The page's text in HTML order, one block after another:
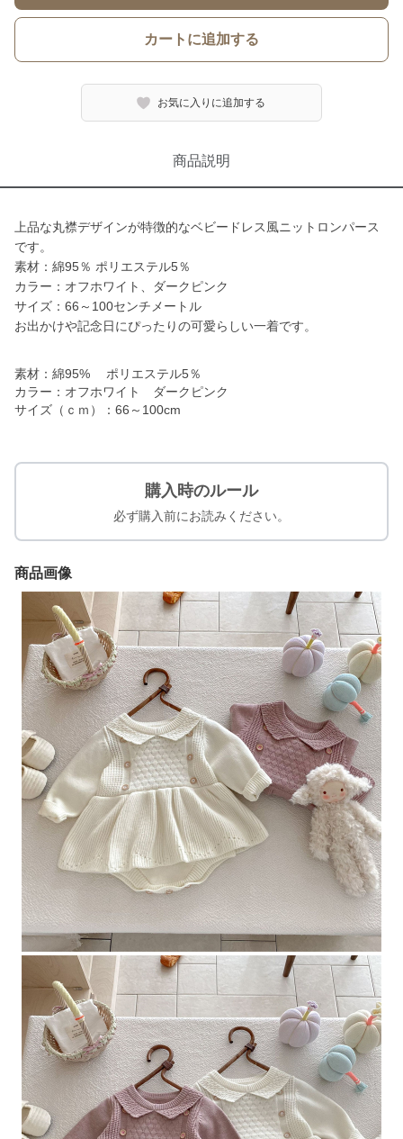
カートに追加する
お気に入りに追加する
商品説明
上品な丸襟デザインが特徴的なベビードレス風ニットロンパース
です。
素材：綿95％ ポリエステル5％
カラー：オフホワイト、ダークピンク
サイズ：66～100センチメートル
お出かけや記念日にぴったりの可愛らしい一着です。
素材：綿95% ポリエステル5％
カラー：オフホワイト ダークピンク
サイズ（ｃｍ）：66～100cm
購入時のルール
必ず購入前にお読みください。
商品画像